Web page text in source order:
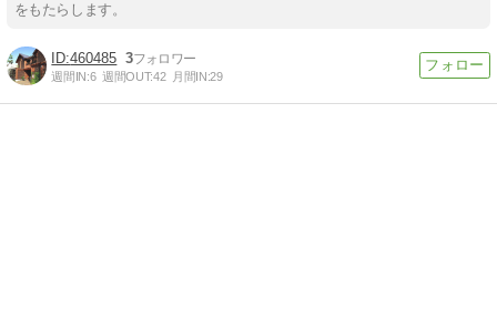
をもたらします。
460485 3
週間IN:6 週間OUT:42 月間IN:29